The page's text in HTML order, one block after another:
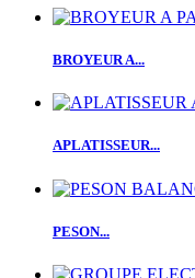
BROYEUR A...
APLATISSEUR...
PESON...